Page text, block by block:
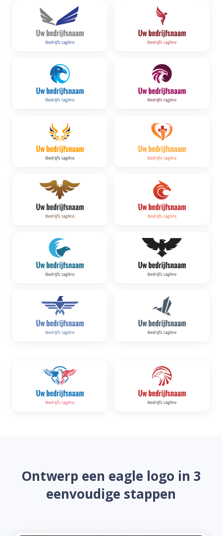
Ontwerp een eagle logo in 3
eenvoudige stappen